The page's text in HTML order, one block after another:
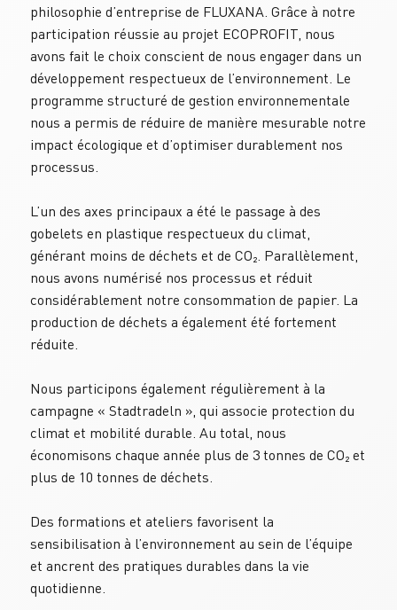
philosophie d’entreprise de FLUXANA. Grâce à notre
participation réussie au projet ECOPROFIT, nous
avons fait le choix conscient de nous engager dans un
développement respectueux de l’environnement. Le
programme structuré de gestion environnementale
nous a permis de réduire de manière mesurable notre
impact écologique et d’optimiser durablement nos
processus.
L’un des axes principaux a été le passage à des
gobelets en plastique respectueux du climat,
générant moins de déchets et de CO₂. Parallèlement,
nous avons numérisé nos processus et réduit
considérablement notre consommation de papier. La
production de déchets a également été fortement
réduite.
Nous participons également régulièrement à la
campagne « Stadtradeln », qui associe protection du
climat et mobilité durable. Au total, nous
économisons chaque année plus de 3 tonnes de CO₂ et
plus de 10 tonnes de déchets.
Des formations et ateliers favorisent la
sensibilisation à l’environnement au sein de l’équipe
et ancrent des pratiques durables dans la vie
quotidienne.